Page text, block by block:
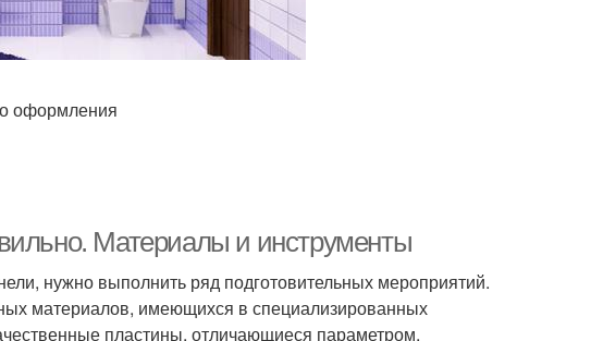
оформления
Материалы и инструменты
нужно выполнить ряд подготовительных мероприятий.
материалов, имеющихся в специализированных
пластины, отличающиеся параметром,